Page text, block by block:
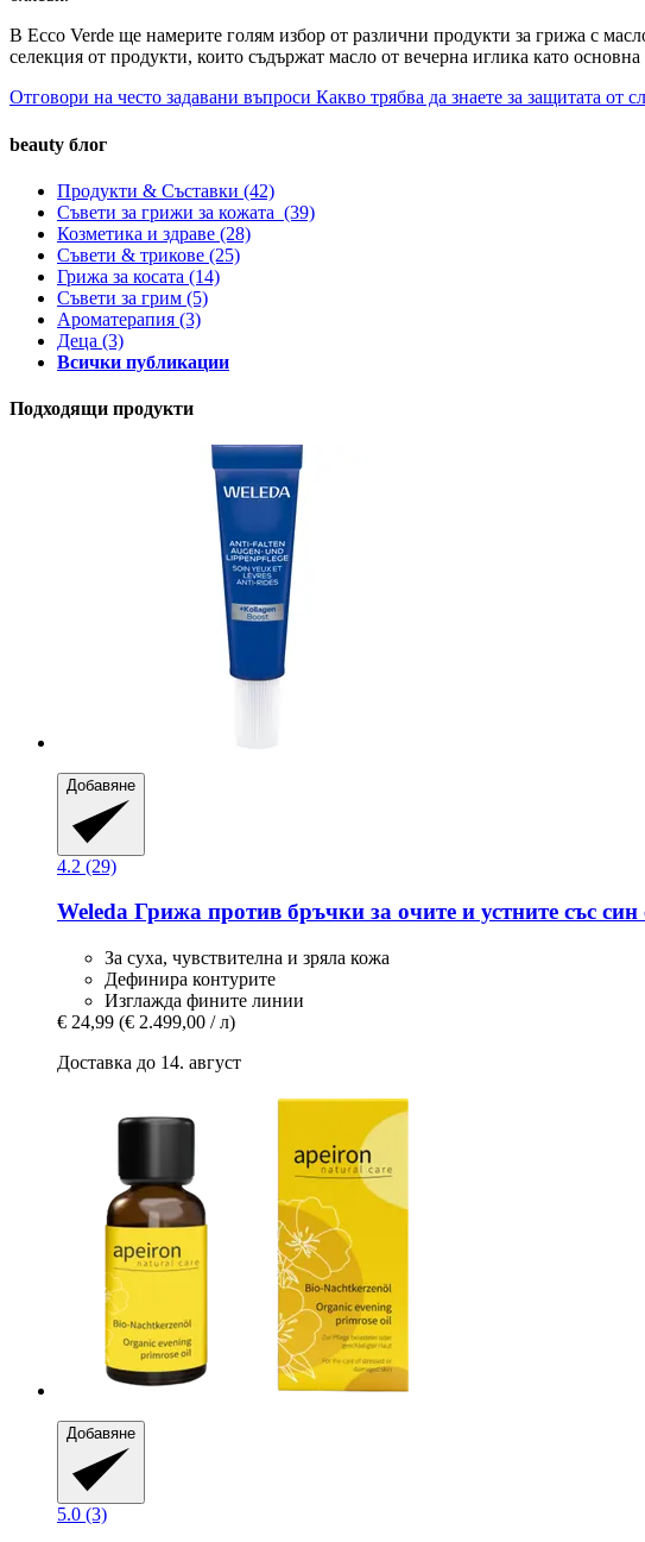
В Ecco Verde ще намерите голям избор от различни продукти за грижа с
селекция от продукти, които съдържат масло от вечерна иглика като
Отговори на често задавани въпроси Какво трябва да знаете за защитата от
beauty блог
Продукти & Съставки (42)
Съвети за грижи за кожата (39)
Козметика и здраве (28)
Съвети & трикове (25)
Грижа за косата (14)
Съвети за грим (5)
Ароматерапия (3)
Деца (3)
Всички публикации
Подходящи продукти
Добавяне
4.2 (29)
Weleda Грижа против бръчки за очите и устните със
За суха, чувствителна и зряла кожа
Дефинира контурите
Изглажда фините линии
€ 24,99 (€ 2.499,00 / л)
Доставка до 14. август
Добавяне
5.0 (3)